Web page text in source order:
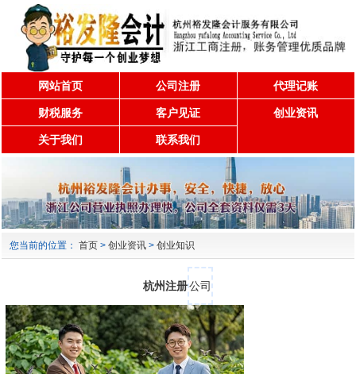
网站首页 公司注册 代理记账
财税服务 客户见证 创业资讯
关于我们 联系我们
您当前的位置： 首页 > 创业资讯 > 创业知识
杭州注册公司